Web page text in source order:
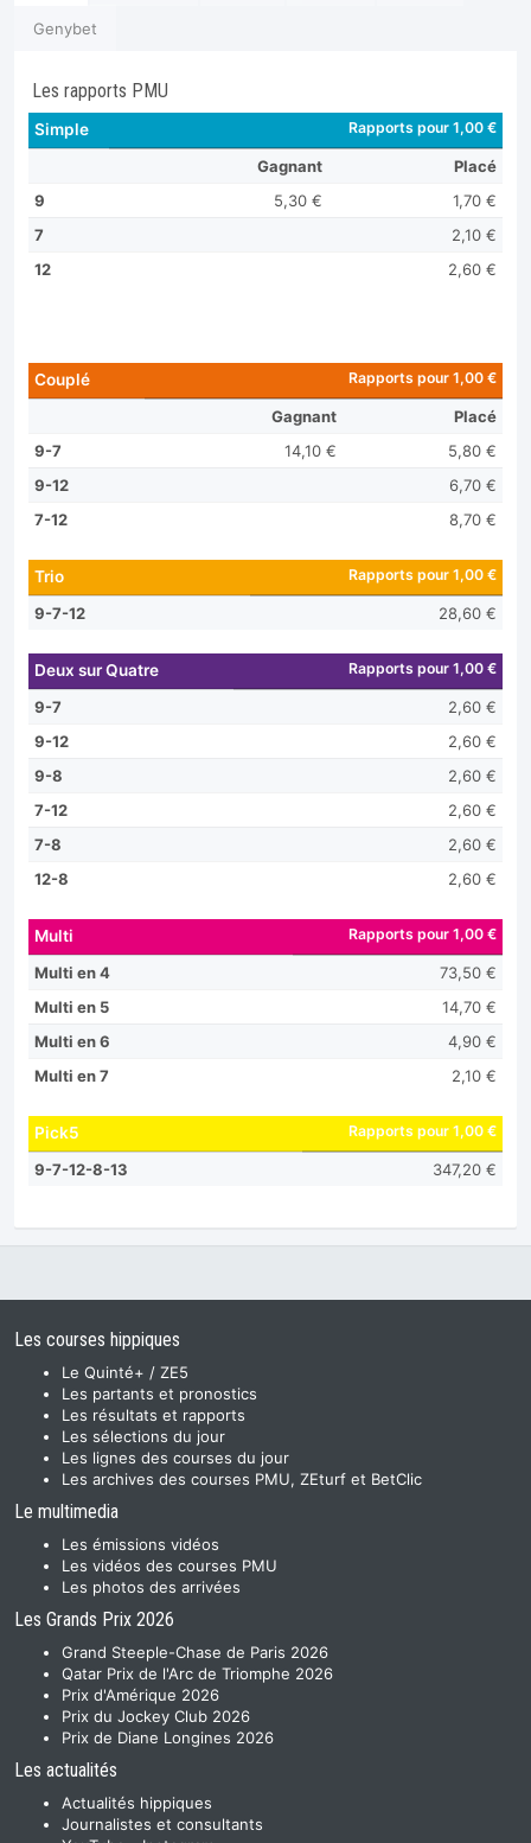
Genybet
Les rapports PMU
Simple Rapports pour 1,00 €
Gagnant
Placé
9
5,30 €
1,70 €
7
2,10 €
12
2,60 €
Couplé Rapports pour 1,00 €
Gagnant
Placé
9-7
14,10 €
5,80 €
9-12
6,70 €
7-12
8,70 €
Trio Rapports pour 1,00 €
9-7-12 28,60 €
Deux sur Quatre Rapports pour 1,00 €
9-7
2,60 €
9-12
2,60 €
9-8
2,60 €
7-12
2,60 €
7-8
2,60 €
12-8
2,60 €
Multi Rapports pour 1,00 €
Multi en 4
73,50 €
Multi en 5
14,70 €
Multi en 6
4,90 €
Multi en 7
2,10 €
Pick5 Rapports pour 1,00 €
9-7-12-8-13 347,20 €
Les courses hippiques
Le Quinté+ / ZE5
Les partants et pronostics
Les résultats et rapports
Les sélections du jour
Les lignes des courses du jour
Les archives des courses PMU, ZEturf et BetClic
Le multimedia
Les émissions vidéos
Les vidéos des courses PMU
Les photos des arrivées
Les Grands Prix 2026
Grand Steeple-Chase de Paris 2026
Qatar Prix de l'Arc de Triomphe 2026
Prix d'Amérique 2026
Prix du Jockey Club 2026
Prix de Diane Longines 2026
Les actualités
Actualités hippiques
Journalistes et consultants